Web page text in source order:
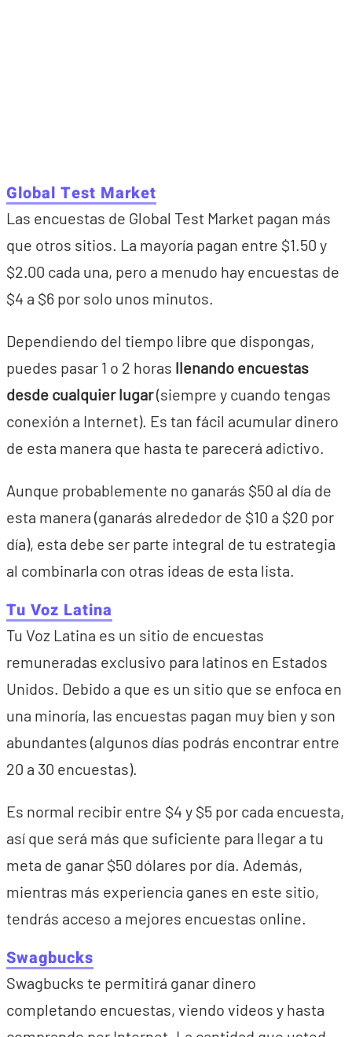
Global Test Market
Las encuestas de Global Test Market pagan más
que otros sitios. La mayoría pagan entre $1.50 y
$2.00 cada una, pero a menudo hay encuestas de
$4 a $6 por solo unos minutos.
Dependiendo del tiempo libre que dispongas,
puedes pasar 1 o 2 horas llenando encuestas
desde cualquier lugar(siempre y cuando tengas
conexión a Internet). Es tan fácil acumular dinero
de esta manera que hasta te parecerá adictivo.
Aunque probablemente no ganarás $50 al día de
esta manera (ganarás alrededor de $10 a $20 por
día), esta debe ser parte integral de tu estrategia
al combinarla con otras ideas de esta lista.
Tu Voz Latina
Tu Voz Latina es un sitio de encuestas
remuneradas exclusivo para latinos en Estados
Unidos. Debido a que es un sitio que se enfoca en
una minoría, las encuestas pagan muy bien y son
abundantes (algunos días podrás encontrar entre
20 a 30 encuestas).
Es normal recibir entre $4 y $5 por cada encuesta,
así que será más que suficiente para llegar a tu
meta de ganar $50 dólares por día. Además,
mientras más experiencia ganes en este sitio,
tendrás acceso a mejores encuestas online.
Swagbucks
Swagbucks te permitirá ganar dinero
completando encuestas, viendo videos y hasta